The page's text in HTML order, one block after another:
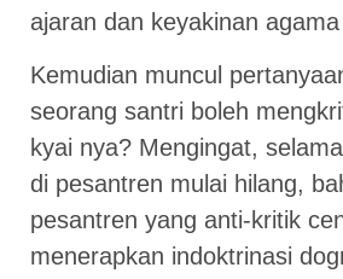
ajaran dan keyakinan
Kemudian muncul
seorang santri boleh
kyai nya? Mengingat,
di pesantren mulai hilang,
pesantren yang anti-kritik
menerapkan indoktrinasi